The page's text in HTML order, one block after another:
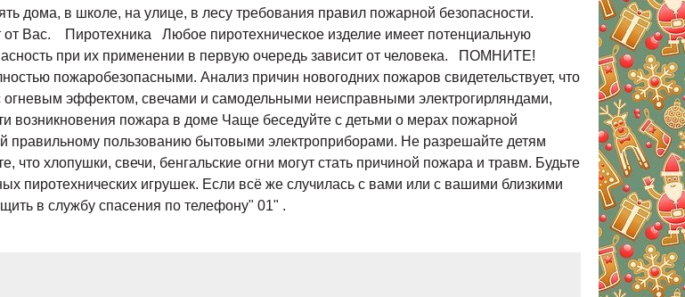
дома, в школе, на улице, в лесу требования правил пожарной безопасности.
от Вас. Пиротехника Любое пиротехническое изделие имеет потенциальную
при их применении в первую очередь зависит от человека. ПОМНИТЕ!
пожаробезопасными. Анализ причин новогодних пожаров свидетельствует, что
огневым эффектом, свечами и самодельными неисправными электрогирляндами,
возникновения пожара в доме Чаще беседуйте с детьми о мерах пожарной
правильному пользованию бытовыми электроприборами. Не разрешайте детям
что хлопушки, свечи, бенгальские огни могут стать причиной пожара и травм. Будьте
пиротехнических игрушек. Если всё же случилась с вами или с вашими близкими
сообщить в службу спасения по телефону" 01" .